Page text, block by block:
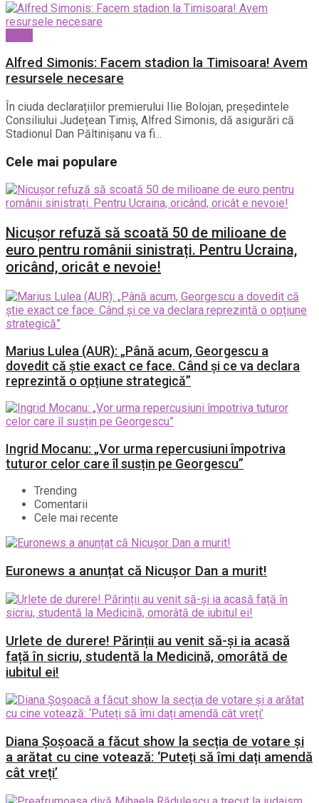
Alfred Simonis: Facem stadion la Timisoara! Avem
resursele necesare
În ciuda declarațiilor premierului Ilie Bolojan, președintele
Consiliului Județean Timiș, Alfred Simonis, dă asigurări că
Stadionul Dan Păltinișanu va fi...
Cele mai populare
Nicușor refuză să scoată 50 de milioane de
euro pentru românii sinistrați. Pentru Ucraina,
oricând, oricât e nevoie!
Marius Lulea (AUR): „Până acum, Georgescu a
dovedit că știe exact ce face. Când și ce va declara
reprezintă o opțiune strategică”
Ingrid Mocanu: „Vor urma repercusiuni împotriva
tuturor celor care îl susțin pe Georgescu”
Trending
Comentarii
Cele mai recente
Euronews a anunțat că Nicușor Dan a murit!
Urlete de durere! Părinții au venit să-și ia acasă
față în sicriu, studentă la Medicină, omorâtă de
iubitul ei!
Diana Șoșoacă a făcut show la secția de votare și
a arătat cu cine votează: ‘Puteți să îmi dați amendă
cât vreți’